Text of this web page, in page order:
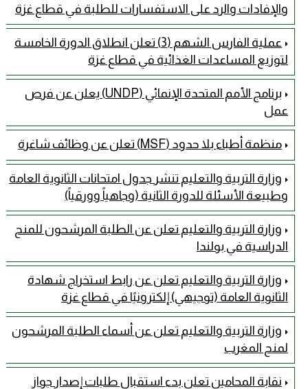
والإفادات والرد على الاستفسارات للطلبة في قطاع غزة
عملية الفارس الشهم (3) تعلن انطلاق الدورة الخامسة
لتوزيع المساعدات الغذائية في قطاع غزة
برنامج الأمم المتحدة الإنمائي (UNDP) يعلن عن فرص
عمل
منظمة أطباء بلا حدود (MSF) تعلن عن وظائف شاغرة
وزارة التربية والتعليم تنشر جدول امتحانات الثانوية العامة
وطبيعة الأسئلة للدورة الثانية (وجاهياً وورقياً)
وزارة التربية والتعليم تعلن عن الطلبة المرشحون للمنح
الدراسية في بولندا
وزارة التربية والتعليم تعلن عن رابط استخراج شهادة
الثانوية العامة (توجيهي) إلكترونيًا في قطاع غزة
وزارة التربية والتعليم تعلن عن أسماء الطلبة المرشحون
لمنح المغرب
نقابة المحامين تعلن بدء استقبال طلبات إصدار جواز